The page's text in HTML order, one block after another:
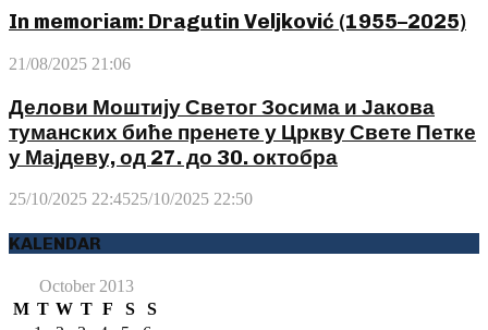
In memoriam: Dragutin Veljković (1955–2025)
21/08/2025 21:06
Делови Моштију Светог Зосима и Јакова
туманских биће пренете у Цркву Свете Петке
у Мајдеву, од 27. до 30. октобра
25/10/2025 22:4525/10/2025 22:50
KALENDAR
October 2013
M T W T F S
S